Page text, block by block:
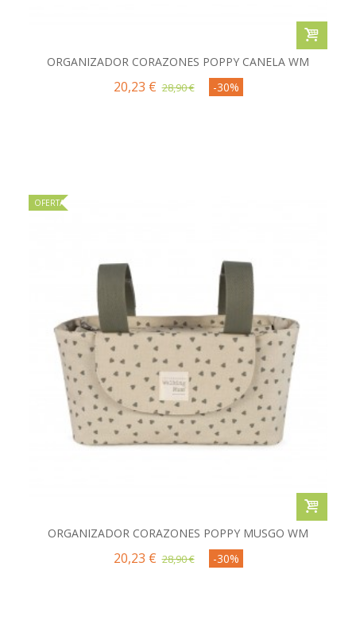
ORGANIZADOR CORAZONES POPPY CANELA WM
20,23 € 28,90 € -30%
OFERTA
ORGANIZADOR CORAZONES POPPY MUSGO WM
20,23 € 28,90 € -30%